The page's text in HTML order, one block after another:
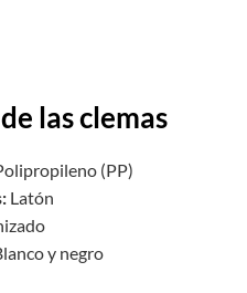
las clemas
(PP)
Latón
y negro